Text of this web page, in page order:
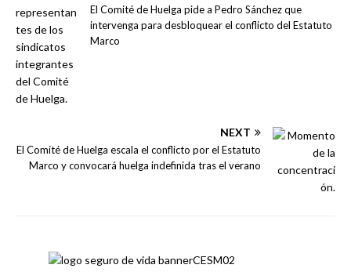
El Comité de Huelga pide a Pedro Sánchez que
intervenga para desbloquear el conflicto del Estatuto
Marco
NEXT
El Comité de Huelga escala el conflicto por el Estatuto
Marco y convocará huelga indefinida tras el verano